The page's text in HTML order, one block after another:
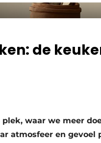
de
waar we meer
atmosfeer en gevoel